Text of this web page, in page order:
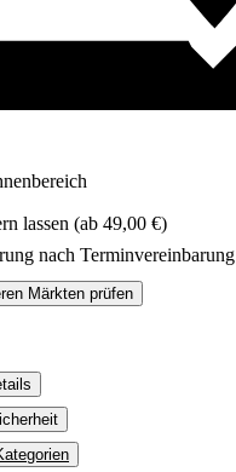
lassen (ab 49,00 €)
nach Terminvereinbarung
Märkten prüfen